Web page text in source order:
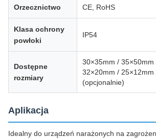
Orzecznictwo CE, RoHS
Klasa ochrony
powłoki
IP54
Dostępne
rozmiary
30×35mm /
32×20mm / 25×12mm
(opcjonalnie)
Aplikacja
Idealny do urządzeń narażonych na